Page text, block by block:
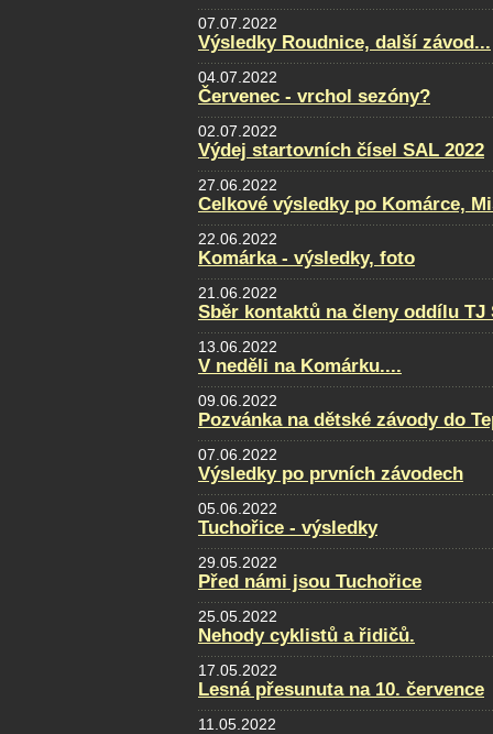
07.07.2022
Výsledky Roudnice, další závod...
04.07.2022
Červenec - vrchol sezóny?
02.07.2022
Výdej startovních čísel SAL 2022
27.06.2022
Celkové výsledky po Komárce,
22.06.2022
Komárka - výsledky, foto
21.06.2022
Sběr kontaktů na členy oddílu TJ
13.06.2022
V neděli na Komárku....
09.06.2022
Pozvánka na dětské závody do
07.06.2022
Výsledky po prvních závodech
05.06.2022
Tuchořice - výsledky
29.05.2022
Před námi jsou Tuchořice
25.05.2022
Nehody cyklistů a řidičů.
17.05.2022
Lesná přesunuta na 10. července
11.05.2022